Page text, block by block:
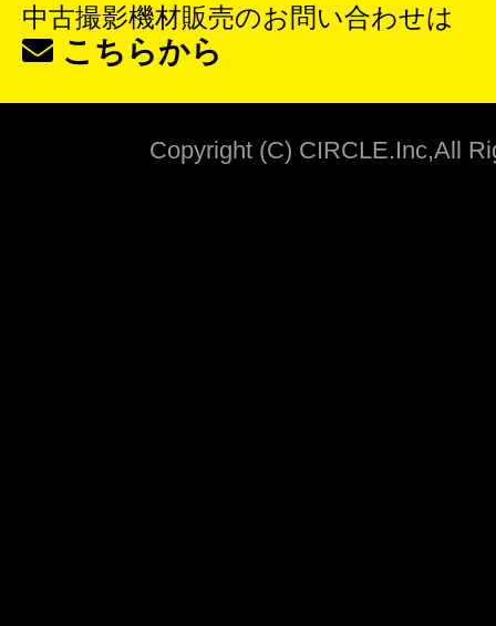
中古撮影機材販売のお問い合わせは
こちらから
Copyright (C) CIRCLE.Inc,All